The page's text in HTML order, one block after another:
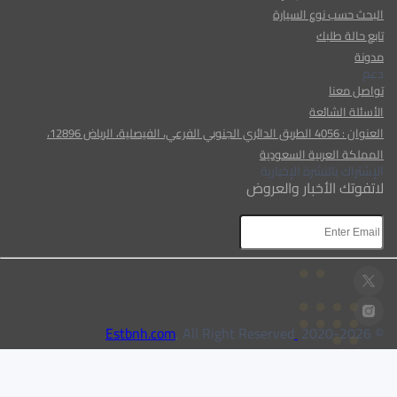
البحث حسب نوع السيارة
تابع حالة طلبك
مدونة
دعم
تواصل معنا
الأسئلة الشائعة
العنوان : 4056 الطريق الدائري الجنوبي الفرعي، الفيصلية، الرياض 12896،
المملكة العربية السعودية
الإشتراك بالنشرة الإخبارية
لاتفوتك الأخبار والعروض
© 2020-
2026
Estbnh.com
, All Right Reserved